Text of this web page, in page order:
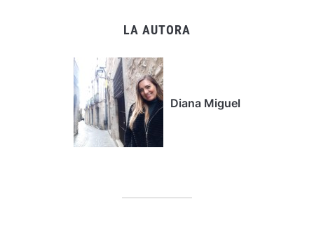
LA AUTORA
Diana Miguel